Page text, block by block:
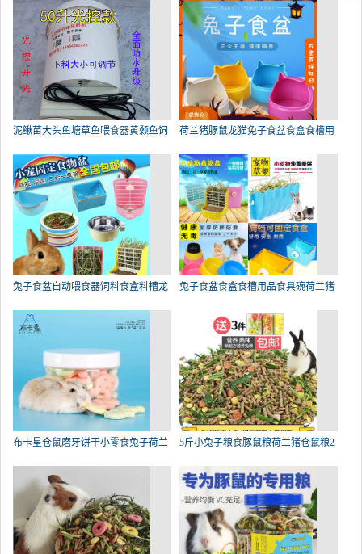
泥鳅苗大头鱼塘草鱼喂食器黄颡鱼饲 荷兰猪豚鼠龙猫兔子食盆食盒食槽用
兔子食盆自动喂食器饲料食盒料槽龙 兔子食盆食盒食槽用品食具碗荷兰猪
布卡星仓鼠磨牙饼干小零食兔子荷兰 5斤小兔子粮食豚鼠粮荷兰猪仓鼠粮2